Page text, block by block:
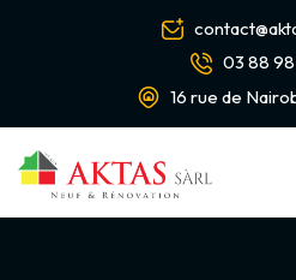
03 88
16 rue de